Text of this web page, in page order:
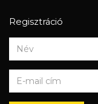
Regisztráció